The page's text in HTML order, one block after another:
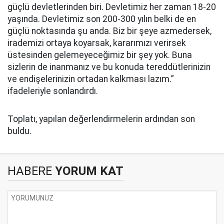
güçlü devletlerinden biri. Devletimiz her zaman 18-20
yaşında. Devletimiz son 200-300 yılın belki de en
güçlü noktasında şu anda. Biz bir şeye azmedersek,
irademizi ortaya koyarsak, kararımızı verirsek
üstesinden gelemeyeceğimiz bir şey yok. Buna
sizlerin de inanmanız ve bu konuda tereddütlerinizin
ve endişelerinizin ortadan kalkması lazım.”
ifadeleriyle sonlandırdı.
Toplatı, yapılan değerlendirmelerin ardından son
buldu.
HABERE YORUM KAT